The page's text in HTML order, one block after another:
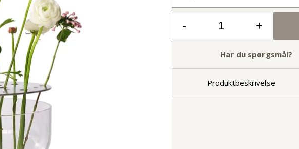
- +
Har du spørgsmål?
Produktbeskrivelse